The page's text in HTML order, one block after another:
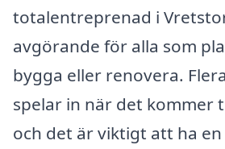
totalentreprenad i
avgörande för alla som
bygga eller renovera.
spelar in när det kommer
och det är viktigt att ha